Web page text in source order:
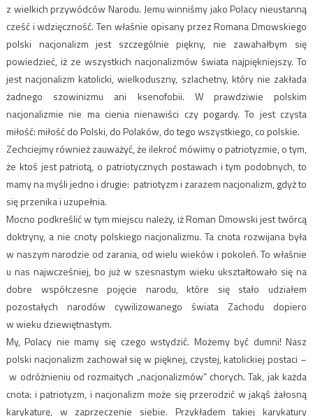
z wielkich przywódców Narodu. Jemu winniśmy jako Polacy nieustanną
cześć i wdzięczność. Ten właśnie opisany przez Romana Dmowskiego
polski nacjonalizm jest szczególnie piękny, nie zawahałbym się
powiedzieć, iż ze wszystkich nacjonalizmów świata najpiękniejszy. To
jest nacjonalizm katolicki, wielkoduszny, szlachetny, który nie zakłada
żadnego szowinizmu ani ksenofobii. W prawdziwie polskim
nacjonalizmie nie ma cienia nienawiści czy pogardy. To jest czysta
miłość: miłość do Polski, do Polaków, do tego wszystkiego, co polskie.
Zechciejmy również zauważyć, że ilekroć mówimy o patriotyzmie, o tym,
że ktoś jest patriotą, o patriotycznych postawach i tym podobnych, to
mamy na myśli jedno i drugie: patriotyzm i zarazem nacjonalizm, gdyż to
się przenika i uzupełnia.
Mocno podkreślić w tym miejscu należy, iż Roman Dmowski jest twórcą
doktryny, a nie cnoty polskiego nacjonalizmu. Ta cnota rozwijana była
w naszym narodzie od zarania, od wielu wieków i pokoleń. To właśnie
u nas najwcześniej, bo już w szesnastym wieku ukształtowało się na
dobre współczesne pojęcie narodu, które się stało udziałem
pozostałych narodów cywilizowanego świata Zachodu dopiero
w wieku dziewiętnastym.
My, Polacy nie mamy się czego wstydzić. Możemy być dumni! Nasz
polski nacjonalizm zachował się w pięknej, czystej, katolickiej postaci –
w odróżnieniu od rozmaitych „nacjonalizmów” chorych. Tak, jak każda
cnota: i patriotyzm, i nacjonalizm może się przerodzić w jakąś żałosną
karykaturę, w zaprzeczenie siebie. Przykładem takiej karykatury